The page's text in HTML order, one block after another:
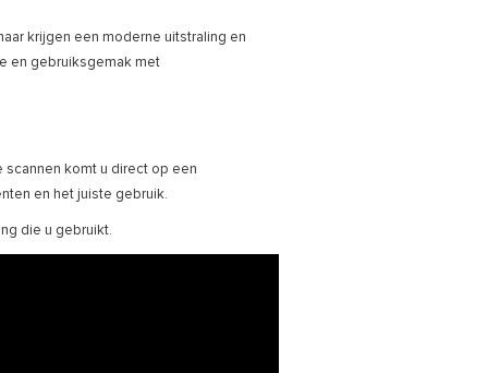
krijgen een moderne uitstraling en
en gebruiksgemak met
scannen komt u direct op een
en het juiste gebruik.
die u gebruikt.